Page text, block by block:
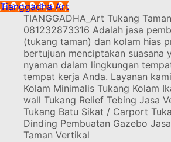
Tianggadha Art
TIANGGADHA_Art Tukang
081232873316 Adalah jasa
(tukang taman) dan kolam hias
bertujuan menciptakan suasana
nyaman dalam lingkungan
tempat kerja Anda. Layanan
Kolam Minimalis Tukang Kolam
wall Tukang Relief Tebing Jasa
Tukang Batu Sikat / Carport
Dinding Pembuatan Gazebo
Taman Vertikal